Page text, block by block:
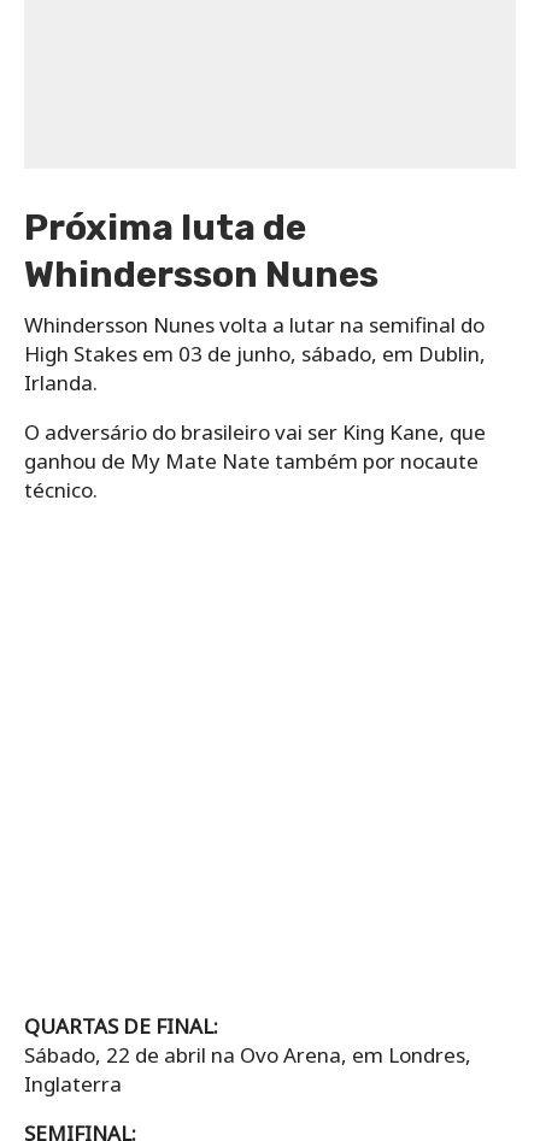
Próxima luta de
Whindersson Nunes
Whindersson Nunes volta a lutar na semifinal do
High Stakes em 03 de junho, sábado, em Dublin,
Irlanda.
O adversário do brasileiro vai ser King Kane, que
ganhou de My Mate Nate também por nocaute
técnico.
QUARTAS DE FINAL:
Sábado, 22 de abril na Ovo Arena, em Londres,
Inglaterra
SEMIFINAL: